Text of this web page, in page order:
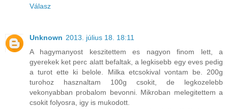
Válasz
Unknown 2013. július 18. 18:11
A hagymanyost keszitettem es nagyon finom lett, a
gyerekek ket perc alatt befaltak, a legkisebb egy eves pedig
a turot ette ki belole. Milka etcsokival vontam be. 200g
turohoz hasznaltam 100g csokit, de legkozelebb
vekonyabban probalom bevonni. Mikroban melegitettem a
csokit folyosra, igy is mukodott.